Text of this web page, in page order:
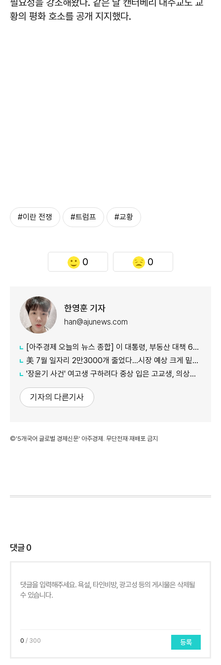
필요성을 강조해왔다. 같은 날 캔터베리 대주교도 교
황의 평화 호소를 공개 지지했다.
#이란 전쟁 #트럼프 #교황
0 0
한영훈 기자
han@ajunews.com
[아주경제 오늘의 뉴스 종합] 이 대통령, 부동산 대책 6시간 점검…"기존 방식 벗어나 과감히 실행" 外
美 7월 일자리 2만3000개 줄었다…시장 예상 크게 밑돈 '고용 쇼크'
'장윤기 사건' 여고생 구하려다 중상 입은 고교생, 의상자 인정
기자의 다른기사
©'5개국어 글로벌 경제신문' 아주경제. 무단전재·재배포 금지
댓글0
0 / 300 등록